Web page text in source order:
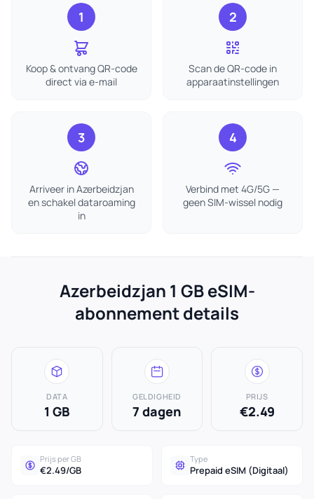
1
Koop & ontvang QR-code
direct via e-mail
2
Scan de QR-code in
apparaatinstellingen
3
Arriveer in Azerbeidzjan
en schakel dataroaming
in
4
Verbind met 4G/5G —
geen SIM-wissel nodig
Azerbeidzjan 1 GB eSIM-
abonnement details
DATA
1 GB
GELDIGHEID
7 dagen
PRIJS
€2.49
Prijs per GB
€2.49/GB
Type
Prepaid eSIM (Digitaal)